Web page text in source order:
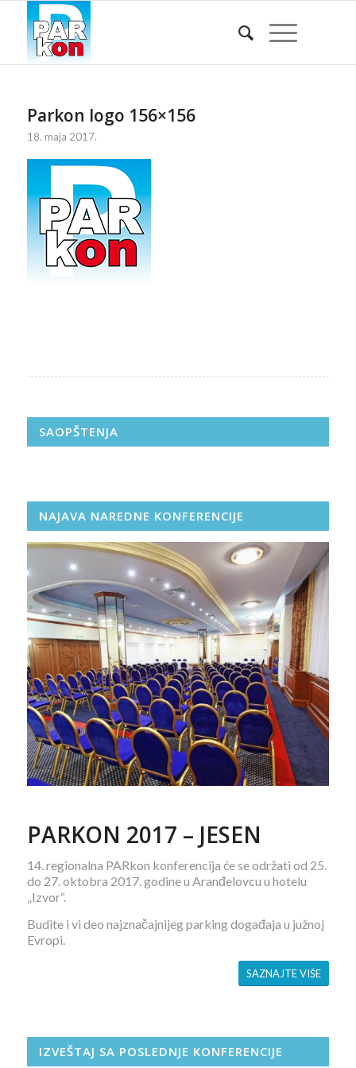
Parkon logo 156×156
18. maja 2017.
SAOPŠTENJA
NAJAVA NAREDNE KONFERENCIJE
PARKON 2017 – JESEN
14. regionalna PARkon konferencija će se održati od 25.
do 27. oktobra 2017. godine u Aranđelovcu u hotelu
„Izvor“.
Budite i vi deo najznačajnijeg parking događaja u južnoj
Evropi.
SAZNAJTE VIŠE
IZVEŠTAJ SA POSLEDNJE KONFERENCIJE